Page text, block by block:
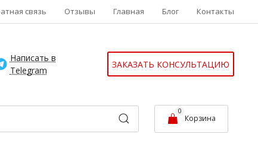
связь Отзывы Главная Блог Контакты
Написать в
Telegram
ЗАКАЗАТЬ КОНСУЛЬТАЦИЮ
0
Корзина